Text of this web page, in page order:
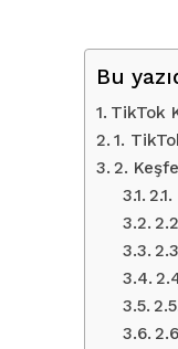
Bu
TikTok
1.
2.